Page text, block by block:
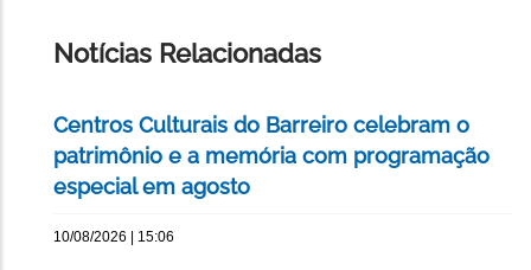
Notícias Relacionadas
Centros Culturais do Barreiro celebram o
patrimônio e a memória com programação
especial em agosto
10/08/2026 | 15:06